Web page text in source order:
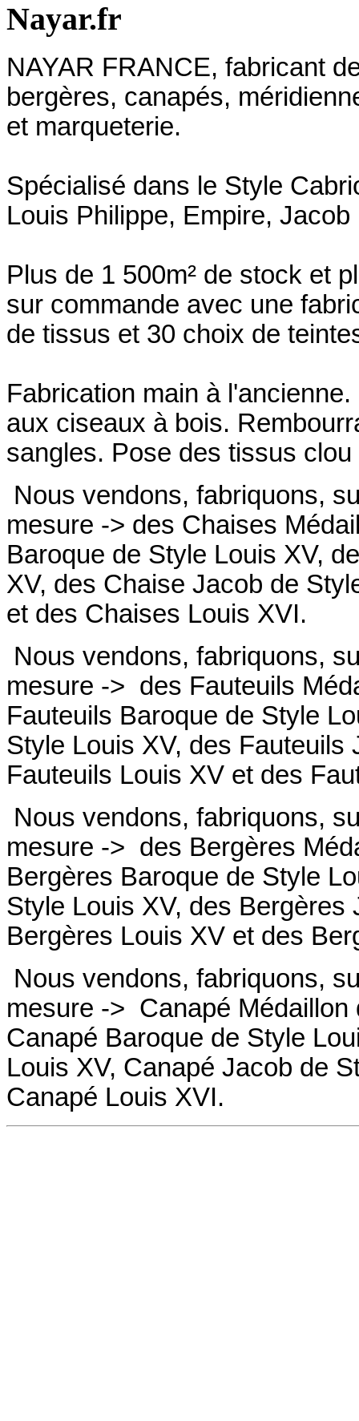
Nayar.fr
NAYAR FRANCE, fabricant
bergères, canapés,
et marqueterie.
Spécialisé dans le Style
Louis Philippe, Empire,
Plus de 1 500m² de stock et
sur commande avec une
de tissus et 30 choix de
Fabrication main à
aux ciseaux à bois.
sangles. Pose des tissus
Nous vendons, fabriquons,
mesure -> des Chaises
Baroque de Style Louis XV,
XV, des Chaise Jacob de
et des Chaises Louis XVI.
Nous vendons, fabriquons,
mesure -> des Fauteuils
Fauteuils Baroque de Style
Style Louis XV, des Fauteuils
Fauteuils Louis XV et des
Nous vendons, fabriquons,
mesure -> des Bergères
Bergères Baroque de Style
Style Louis XV, des Bergères
Bergères Louis XV et des
Nous vendons, fabriquons,
mesure -> Canapé
Canapé Baroque de Style
Louis XV, Canapé Jacob de
Canapé Louis XVI.